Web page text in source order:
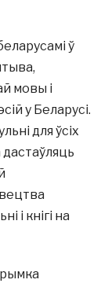
ў
мовы і
у Беларусі.
для ўсіх
і кнігі на